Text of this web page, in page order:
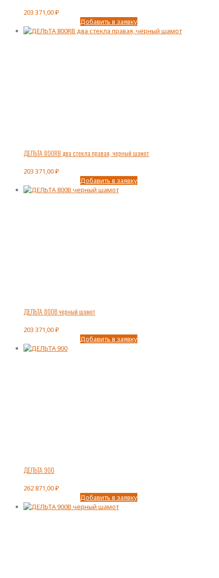
203 371,00₽
Добавить в заявку
ДЕЛЬТА 800RВ два стекла правая, черный шамот
203 371,00₽
Добавить в заявку
ДЕЛЬТА 800В черный шамот
203 371,00₽
Добавить в заявку
ДЕЛЬТА 900
262 871,00₽
Добавить в заявку